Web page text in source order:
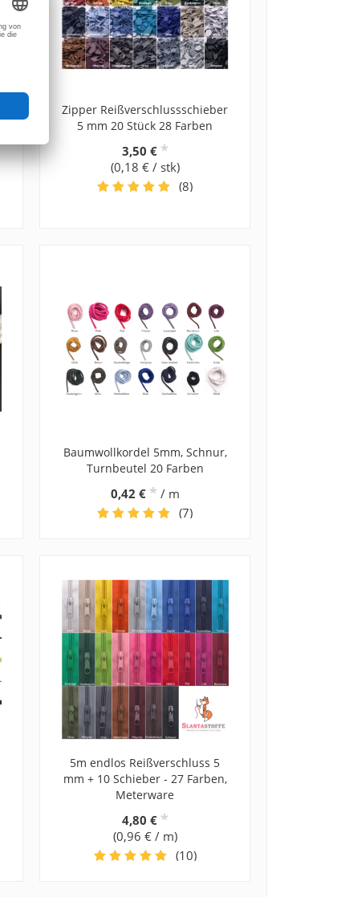
Zipper Reißverschlussschieber
5 mm 20 Stück 28 Farben
3,50 € *
(0,18 € / stk)
(8)
Baumwollkordel 5mm, Schnur,
Turnbeutel 20 Farben
0,42 € * / m
(7)
5m endlos Reißverschluss 5
mm + 10 Schieber - 27 Farben,
Meterware
4,80 € *
(0,96 € / m)
(10)